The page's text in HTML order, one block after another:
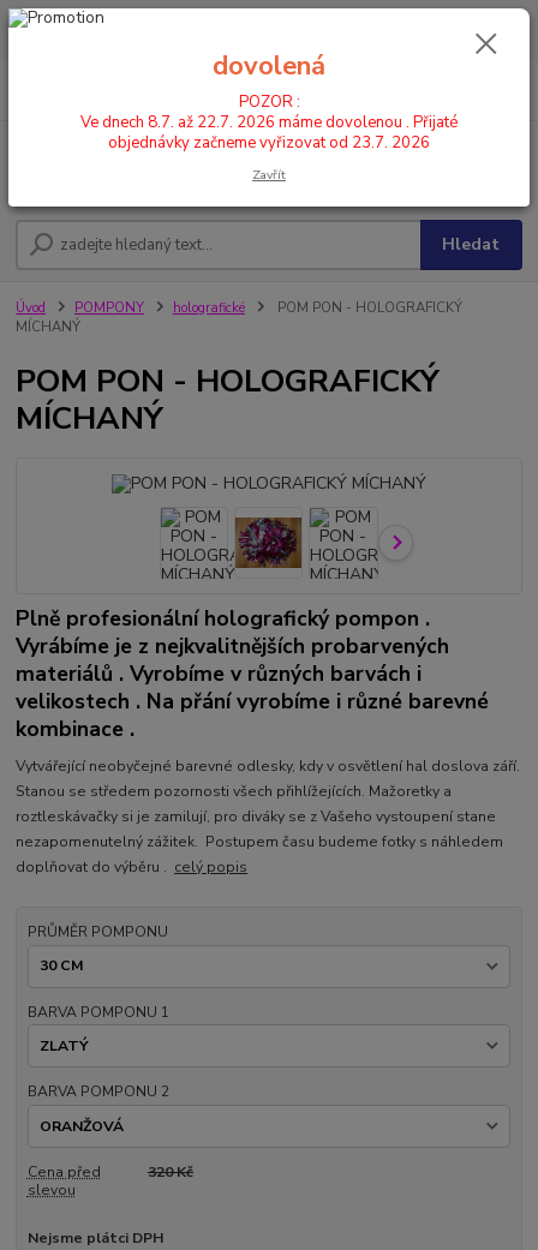
POZOR : Ve dnech 8.7. až 22.7. 2026 máme dovolenou . Přijaté
Hledat
Úvod POMPONY holografické
POM PON - HOLOGRAFICKÝ
MÍCHANÝ
POM PON - HOLOGRAFICKÝ
MÍCHANÝ
Plně profesionální holografický pompon .
Vyrábíme je z nejkvalitnějších probarvených
materiálů . Vyrobíme v různých barvách i
velikostech . Na přání vyrobíme i různé barevné
kombinace .
Vytvářející neobyčejné barevné odlesky, kdy v osvětlení hal doslova září.
Stanou se středem pozornosti všech přihlížejících. Mažoretky a
roztleskávačky si je zamilují, pro diváky se z Vašeho vystoupení stane
nezapomenutelný zážitek. Postupem času budeme fotky s náhledem
doplňovat do výběru . celý popis
PRŮMĚR POMPONU
BARVA POMPONU 1
BARVA POMPONU 2
Cena před
slevou
320 Kč
Nejsme plátci DPH
dovolená
POZOR :
Ve dnech 8.7. až 22.7. 2026 máme dovolenou . Přijaté
objednávky začneme vyřizovat od 23.7. 2026
Zavřít